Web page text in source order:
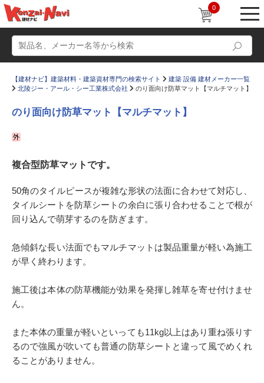
0
かたなび
すまいリング 設計士インタビュー
Q＆A 販売・施工代理店募集
【建材ナビ】建築材料・建築資材専門の検索サイト
建築 設備 建材メーカー一覧
北陵ジー・アール・シー工業株式会社
のり面向け防草マット【マルチマット】
のり面向け防草マット【マルチマット】
複合型防草マットです。
50角のタイルピースが複雑な形状の法面に合わせて対応し、
タイルシートを防草シートの余白に張り合わせることで根が
回り込んで萌芽するのを防ぎます。
急傾斜な長い法面でもマルチマットは製品重量が軽い為施工
が早く終わります。
施工後は本体の防草機能が効果を発揮し雑草を寄せ付けませ
ん。
また本体の重量が軽いといっても11kg以上はあり重ね張りす
るので強風が吹いても普通の防草シートと違って風でめくれ
ることがありません。